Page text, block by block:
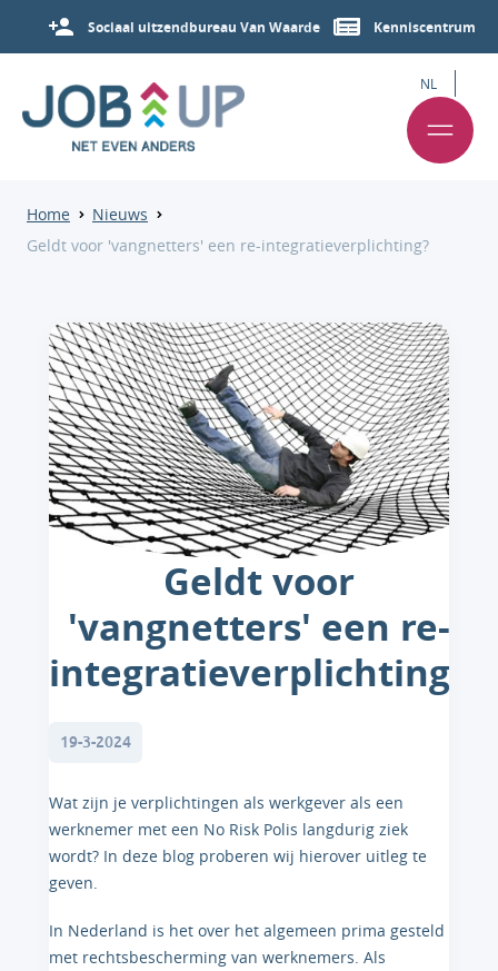
Sociaal uitzendbureau Van Waarde Kenniscentrum
NL
Home
Nieuws
Geldt voor 'vangnetters' een re-integratieverplichting?
Geldt voor
'vangnetters' een re-
integratieverplichting?
19-3-2024
Wat zijn je verplichtingen als werkgever als een
werknemer met een No Risk Polis langdurig ziek
wordt? In deze blog proberen wij hierover uitleg te
geven.
In Nederland is het over het algemeen prima gesteld
met rechtsbescherming van werknemers. Als